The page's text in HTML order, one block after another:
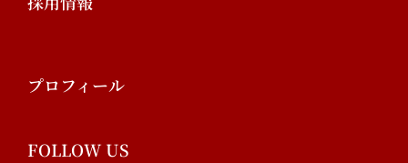
プロフィール
FOLLOW US